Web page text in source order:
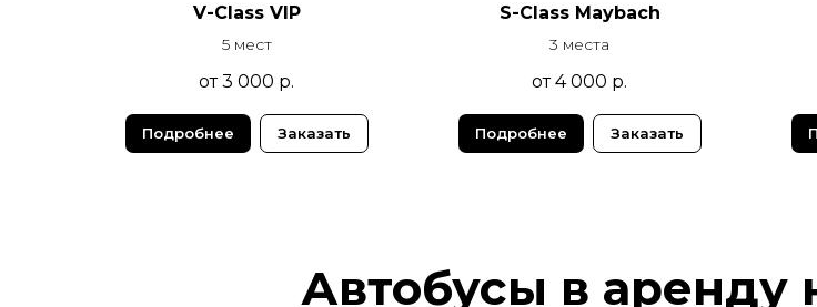
V-Class VIP
5 мест
от 3 000 р.
Подробнее Заказать
S-Class Maybach
3 места
от 4 000 р.
Подробнее Заказать
Автобусы в